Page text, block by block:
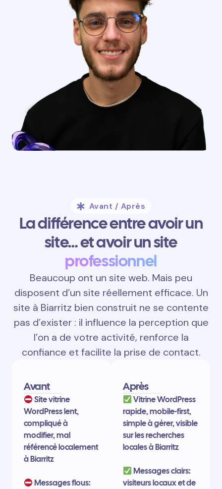
Avant / Après
La différence entre avoir un
site… et avoir un site
professionnel
Beaucoup ont un site web. Mais peu
disposent d’un site réellement efficace. Un
site à Biarritz bien construit ne se contente
pas d’exister : il influence la perception que
l’on a de votre activité, renforce la
confiance et facilite la prise de contact.
Avant
Site vitrine
WordPress lent,
compliqué à
modifier, mal
référencé localement
à Biarritz
Messages flous:
Après
Vitrine WordPress
rapide, mobile-first,
simple à gérer, visible
sur les recherches
locales à Biarritz
Messages clairs:
visiteurs locaux et de